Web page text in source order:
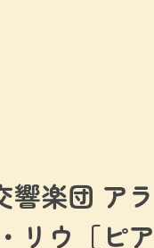
響楽団 ア
ウ［ピア